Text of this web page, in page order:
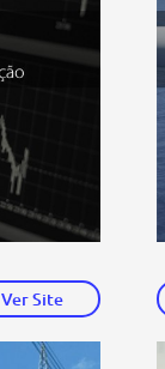
Ver Site